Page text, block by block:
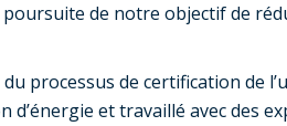
poursuite de notre objectif de
processus de certification de
d’énergie et travaillé avec des